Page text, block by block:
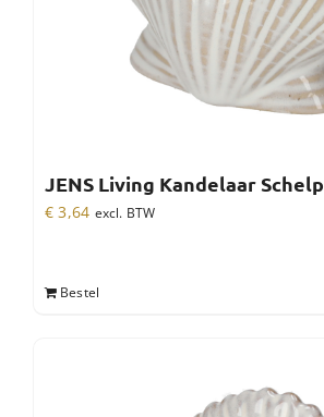
JENS Living Kandelaar Schelp
€ 3,64 excl. BTW
Bestel